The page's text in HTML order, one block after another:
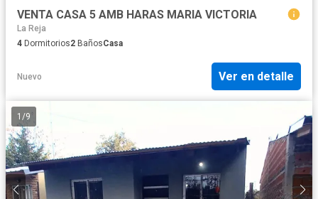
VENTA CASA 5 AMB HARAS MARIA VICTORIA
La Reja
4 Dormitorios2 BañosCasa
Nuevo Ver en detalle
1 /9